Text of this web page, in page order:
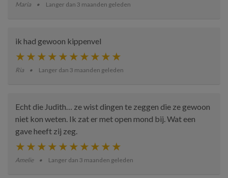
Maria Langer dan 3 maanden geleden
ik had gewoon kippenvel
Ria Langer dan 3 maanden geleden
Echt die Judith… ze wist dingen te zeggen die ze gewoon
niet kon weten. Ik zat er met open mond bij. Wat een
gave heeft zij zeg.
Amelie Langer dan 3 maanden geleden